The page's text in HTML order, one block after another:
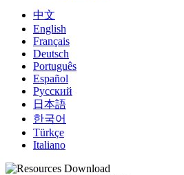
中文
English
Français
Deutsch
Português
Español
Русский
日本語
한국어
Türkçe
Italiano